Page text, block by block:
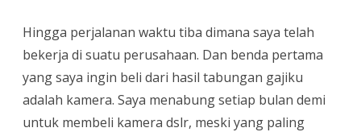
Hingga perjalanan waktu tiba dimana saya telah
bekerja di suatu perusahaan. Dan benda pertama
yang saya ingin beli dari hasil tabungan gajiku
adalah kamera. Saya menabung setiap bulan demi
untuk membeli kamera dslr, meski yang paling